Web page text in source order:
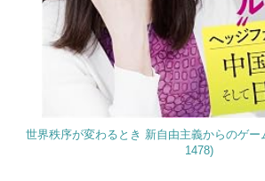
世界秩序が変わるとき 新自由主義からのゲ
1478)